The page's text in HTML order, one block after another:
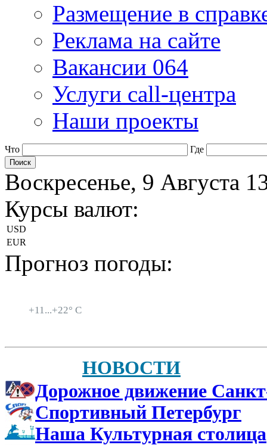
Размещение в
Реклама на сайте
Вакансии 064
Услуги call-центра
Наши проекты
Что Где
Воскресенье, 9 Августа
Курсы валют:
USD
EUR
Прогноз погоды:
+11...+22° C
НОВОСТИ
Дорожное движение
Спортивный Петербург
Наша Культурная столица